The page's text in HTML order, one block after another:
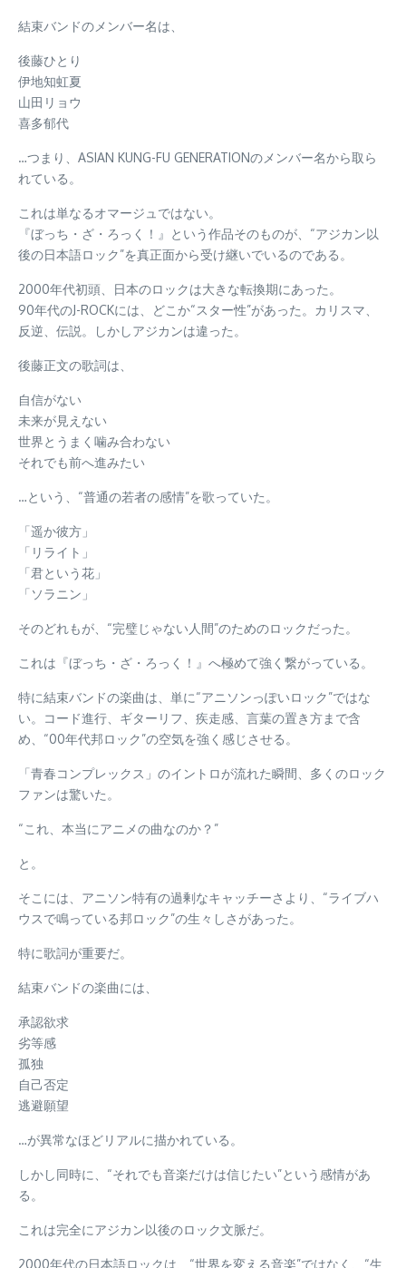
結束バンドのメンバー名は、
後藤ひとり
伊地知虹夏
山田リョウ
喜多郁代
…つまり、ASIAN KUNG-FU GENERATIONのメンバー名から取ら
れている。
これは単なるオマージュではない。
『ぼっち・ざ・ろっく！』という作品そのものが、“アジカン以
後の日本語ロック”を真正面から受け継いでいるのである。
2000年代初頭、日本のロックは大きな転換期にあった。
90年代のJ-ROCKには、どこか“スター性”があった。カリスマ、
反逆、伝説。しかしアジカンは違った。
後藤正文の歌詞は、
自信がない
未来が見えない
世界とうまく噛み合わない
それでも前へ進みたい
…という、“普通の若者の感情”を歌っていた。
「遥か彼方」
「リライト」
「君という花」
「ソラニン」
そのどれもが、“完璧じゃない人間”のためのロックだった。
これは『ぼっち・ざ・ろっく！』へ極めて強く繋がっている。
特に結束バンドの楽曲は、単に“アニソンっぽいロック”ではな
い。コード進行、ギターリフ、疾走感、言葉の置き方まで含
め、“00年代邦ロック”の空気を強く感じさせる。
「青春コンプレックス」のイントロが流れた瞬間、多くのロック
ファンは驚いた。
“これ、本当にアニメの曲なのか？”
と。
そこには、アニソン特有の過剰なキャッチーさより、“ライブハ
ウスで鳴っている邦ロック”の生々しさがあった。
特に歌詞が重要だ。
結束バンドの楽曲には、
承認欲求
劣等感
孤独
自己否定
逃避願望
…が異常なほどリアルに描かれている。
しかし同時に、“それでも音楽だけは信じたい”という感情があ
る。
これは完全にアジカン以後のロック文脈だ。
2000年代の日本語ロックは、“世界を変える音楽”ではなく、“生